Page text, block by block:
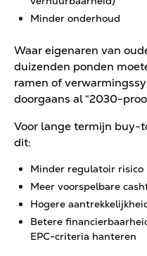
Minder onderhoud
Waar eigenaren van
duizenden ponden
ramen of
doorgaans al “2030-
Voor lange termijn buy-
dit:
Minder regulatoir risico
Meer voorspelbare
Hogere
Betere
EPC-criteria hanteren